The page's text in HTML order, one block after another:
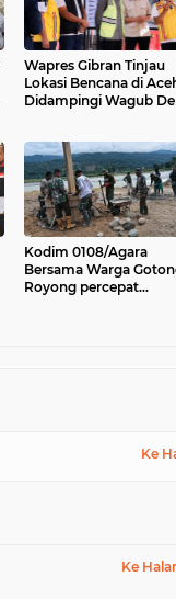
Wapres Gibran Tinjau
Lokasi Bencana di
Didampingi Wagub
Kodim 0108/Agara
Bersama Warga
Royong percepat
Ke
Ke